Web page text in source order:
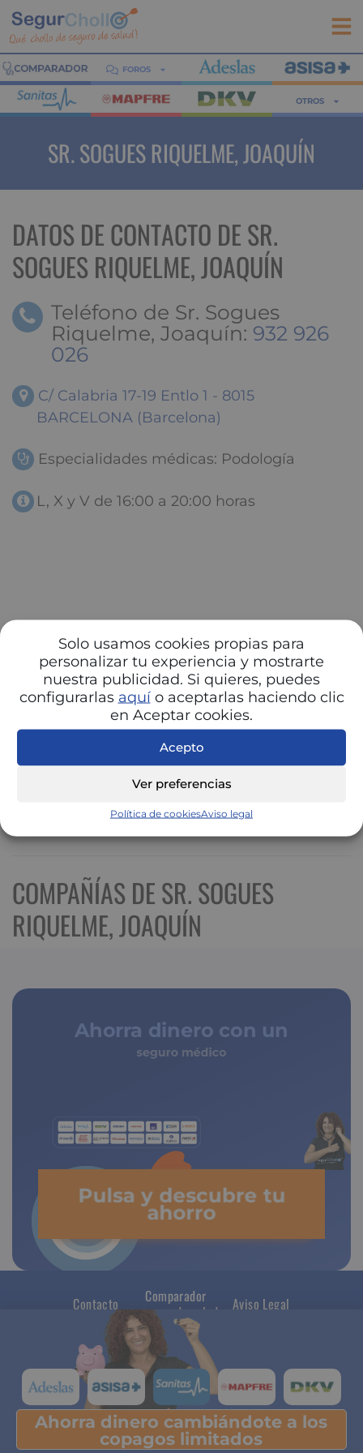
Solo usamos cookies propias para
personalizar tu experiencia y mostrarte
nuestra publicidad. Si quieres, puedes
configurarlas aquío aceptarlas haciendo clic
en Aceptar cookies.
Acepto
Ver preferencias
Política de cookiesAviso legal
FOROS
OTROS
SR. SOGUES RIQUELME, JOAQUÍN
DATOS DE CONTACTO DE SR.
SOGUES RIQUELME, JOAQUÍN
Teléfono de Sr. Sogues
Riquelme, Joaquín: 932 926
026
C/ Calabria 17-19 Entlo 1 - 8015
BARCELONA (Barcelona)
Especialidades médicas: Podología
L, X y V de 16:00 a 20:00 horas
COMPAÑÍAS DE SR. SOGUES
RIQUELME, JOAQUÍN
Ahorra dinero con un
seguro médico
Pulsa y descubre tu
ahorro
Contacto
Comparador
seguros de salud
Aviso Legal
Ahorra dinero cambiándote a los
copagos limitados
Pulsa y descubre tu ahorro